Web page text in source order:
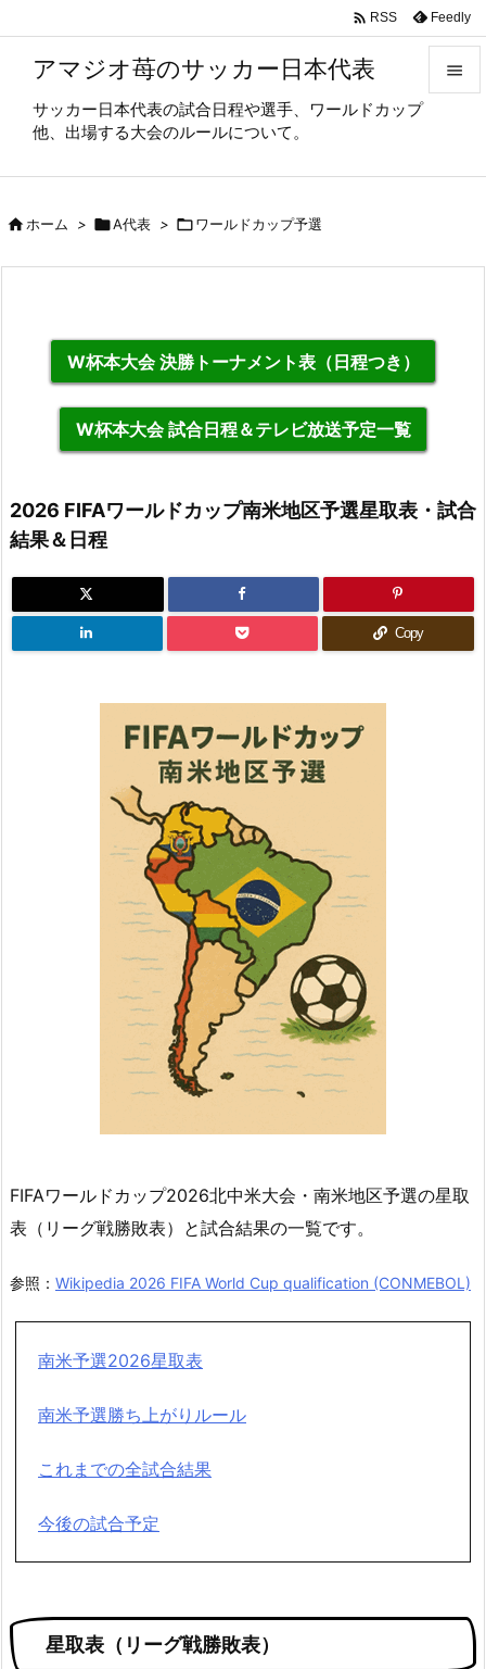
アマジオ苺のサッカー日本代表
サッカー日本代表の試合日程や選手、ワールドカップ
他、出場する大会のルールについて。


 RSS Feedly
ホーム > A代表 > ワールドカップ予選
W杯本大会 決勝トーナメント表（日程つき）
W杯本大会 試合日程＆テレビ放送予定一覧
2026 FIFAワールドカップ南米地区予選星取表・試合
結果＆日程
Copy
FIFAワールドカップ2026北中米大会・南米地区予選の星取
表（リーグ戦勝敗表）と試合結果の一覧です。
参照： Wikipedia 2026 FIFA World Cup qualification (CONMEBOL)
南米予選2026星取表
南米予選勝ち上がりルール
これまでの全試合結果
今後の試合予定
星取表（リーグ戦勝敗表）